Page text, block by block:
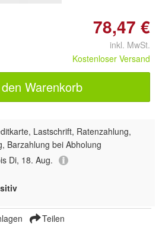
78,47 €
inkl. MwSt.
Kostenloser Versand
Warenkorb
Lastschrift, Ratenzahlung,
Barzahlung bei Abholung
Di, 18. Aug.
Teilen